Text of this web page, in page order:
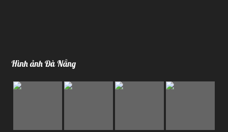
Hình ảnh Đà Nẵng